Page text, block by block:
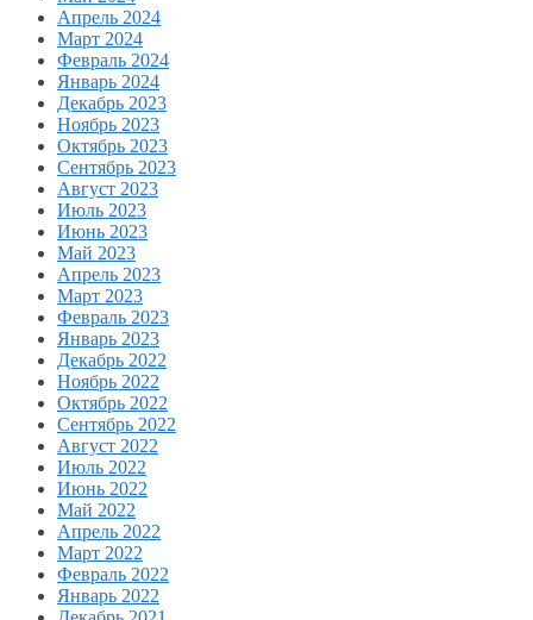
Апрель 2024
Март 2024
Февраль 2024
Январь 2024
Декабрь 2023
Ноябрь 2023
Октябрь 2023
Сентябрь 2023
Август 2023
Июль 2023
Июнь 2023
Май 2023
Апрель 2023
Март 2023
Февраль 2023
Январь 2023
Декабрь 2022
Ноябрь 2022
Октябрь 2022
Сентябрь 2022
Август 2022
Июль 2022
Июнь 2022
Май 2022
Апрель 2022
Март 2022
Февраль 2022
Январь 2022